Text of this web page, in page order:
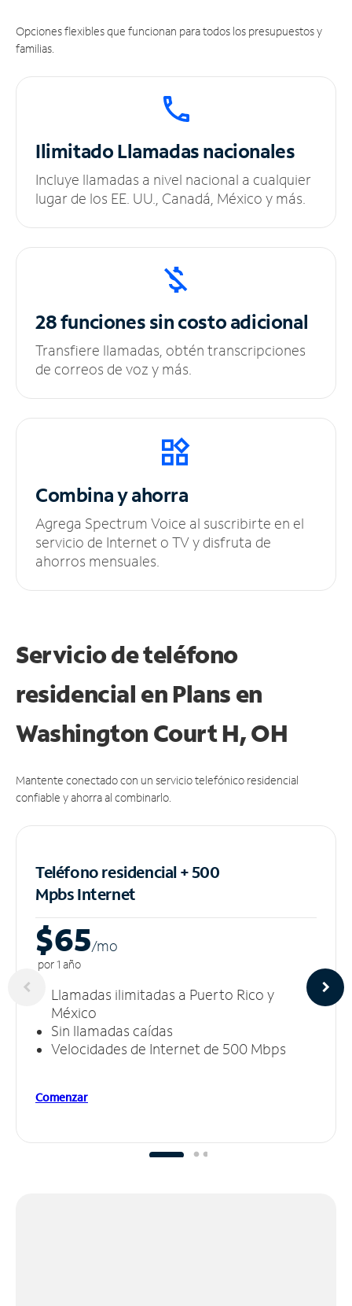
Opciones flexibles que funcionan para todos los presupuestos y
familias.
IlimitadoLlamadas nacionales
Incluye llamadas a nivel nacional a cualquier
lugar de los EE. UU., Canadá, México y más.
28 funciones sincosto adicional
Transfiere llamadas, obtén transcripciones
de correos de voz y más.
Combina y ahorra
Agrega Spectrum Voice al suscribirte en el
servicio de Internet o TV y disfruta de
ahorros mensuales.
Servicio de teléfono
residencial en Plans en
Washington Court H, OH
Mantente conectado con un servicio telefónico residencial
confiable y ahorra al combinarlo.
Teléfono residencial + 500
MpbsInternet
$65/mo
por 1 año
Llamadas ilimitadas a Puerto Rico y
México
Sin llamadas caídas
Velocidades de Internet de 500 Mbps
Comenzar